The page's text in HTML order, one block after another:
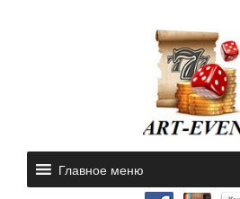
Главное меню